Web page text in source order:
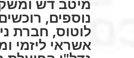
נוספים,
לוטוס, חברת
אשראי ליזמי